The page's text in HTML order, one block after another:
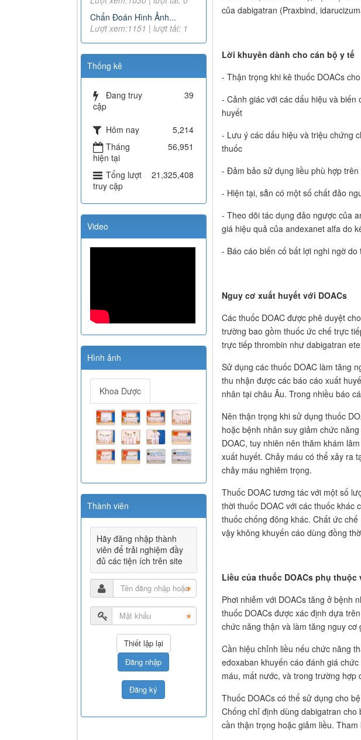
của dabigatran (Praxbind,
Lời khuyên dành cho cán bộ y tế
- Thận trọng khi kê thuốc DOACs
- Cảnh giác với các dấu hiệu và
huyết
- Lưu ý các dấu hiệu và triệu chứng
thuốc
- Đảm bảo sử dụng liều phù hợp
- Hiện tại, sẵn có một số chất đảo
- Theo dõi tác dụng đảo ngược của
giá hiệu quả của andexanet alfa do
- Báo cáo biến cố bất lợi nghi ngờ
Nguy cơ xuất huyết với DOACs
Các thuốc DOAC được phê duyệt
trường bao gồm thuốc ức chế trực
trực tiếp thrombin như dabigatran
Sử dụng các thuốc DOAC làm tăng
thu nhận được các báo cáo xuất
nhân tại châu Âu. Trong nhiều báo
Nên thận trọng khi sử dụng thuốc
hoặc bệnh nhân suy giảm chức
DOAC, tuy nhiên nên thăm khám
xuất huyết. Chảy máu có thể xảy ra
chảy máu nghiêm trọng.
Thuốc DOAC tương tác với một số
thời thuốc DOAC với các thuốc khác
thuốc chống đông khác. Chất ức
vậy không khuyến cáo dùng đồng
Liều của thuốc DOACs phụ
Phơi nhiễm với DOACs tăng ở bệnh
thuốc DOACs được xác định dựa
chức năng thận và làm tăng nguy cơ
Cần hiệu chỉnh liều nếu chức năng
edoxaban khuyến cáo đánh giá
máu, mất nước, và trong trường hợp
Thuốc DOACs có thể sử dụng cho
Chống chỉ định dùng dabigatran
cần thận trọng hoặc giảm liều.
Chẩn Đoán Hình Ảnh...
Lượt xem:1151 | lượt tải: 1
Thống kê
Đang truy
cập
39
Hôm nay
5,214
Tháng
hiện tại
56,951
Tổng lượt
truy cập
21,325,408
Video
Hình ảnh
Khoa Dược
Thành viên
Hãy đăng nhập thành
viên để trải nghiệm đầy
đủ các tiện ích trên site
Đăng nhập
Đăng ký